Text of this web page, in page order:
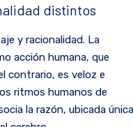
distintos
y racionalidad. La
acción humana, que
contrario, es veloz e
ritmos humanos de
la razón, ubicada única